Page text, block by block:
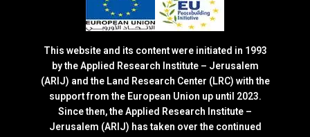
This website and its content were initiated in 1993
by the Applied Research Institute – Jerusalem
(ARIJ) and the Land Research Center (LRC) with the
support from the European Union up until 2023.
Since then, the Applied Research Institute –
Jerusalem (ARIJ) has taken over the continued